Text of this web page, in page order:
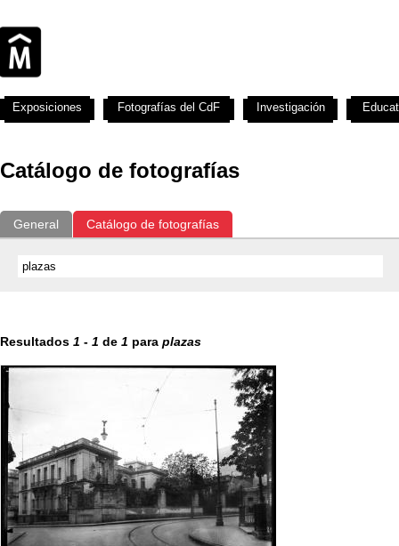
Catálogo de fotografías
General Catálogo de fotografías
Resultados 1 - 1 de 1 para plazas
Exposiciones Fotografías del CdF Investigación